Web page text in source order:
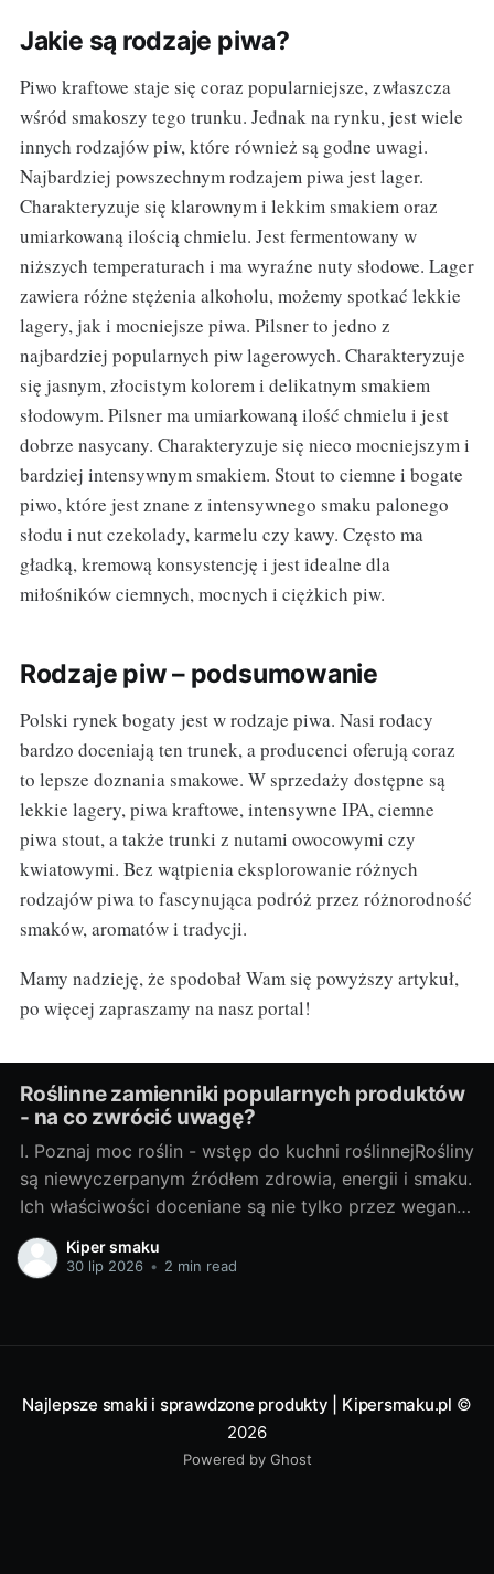
Jakie są rodzaje piwa?
Piwo kraftowe staje się coraz popularniejsze, zwłaszcza
wśród smakoszy tego trunku. Jednak na rynku, jest wiele
innych rodzajów piw, które również są godne uwagi.
Najbardziej powszechnym rodzajem piwa jest lager.
Charakteryzuje się klarownym i lekkim smakiem oraz
umiarkowaną ilością chmielu. Jest fermentowany w
niższych temperaturach i ma wyraźne nuty słodowe. Lager
zawiera różne stężenia alkoholu, możemy spotkać lekkie
lagery, jak i mocniejsze piwa. Pilsner to jedno z
najbardziej popularnych piw lagerowych. Charakteryzuje
się jasnym, złocistym kolorem i delikatnym smakiem
słodowym. Pilsner ma umiarkowaną ilość chmielu i jest
dobrze nasycany. Charakteryzuje się nieco mocniejszym i
bardziej intensywnym smakiem. Stout to ciemne i bogate
piwo, które jest znane z intensywnego smaku palonego
słodu i nut czekolady, karmelu czy kawy. Często ma
gładką, kremową konsystencję i jest idealne dla
miłośników ciemnych, mocnych i ciężkich piw.
Rodzaje piw – podsumowanie
Polski rynek bogaty jest w rodzaje piwa. Nasi rodacy
bardzo doceniają ten trunek, a producenci oferują coraz
to lepsze doznania smakowe. W sprzedaży dostępne są
lekkie lagery, piwa kraftowe, intensywne IPA, ciemne
piwa stout, a także trunki z nutami owocowymi czy
kwiatowymi. Bez wątpienia eksplorowanie różnych
rodzajów piwa to fascynująca podróż przez różnorodność
smaków, aromatów i tradycji.
Mamy nadzieję, że spodobał Wam się powyższy artykuł,
po więcej zapraszamy na nasz portal!
Roślinne zamienniki popularnych produktów
- na co zwrócić uwagę?
I. Poznaj moc roślin - wstęp do kuchni roślinnejRośliny
są niewyczerpanym źródłem zdrowia, energii i smaku.
Ich właściwości doceniane są nie tylko przez wegan i
wegetarian, ale także przez osoby szukające
zdrowych alternatyw dla typowych produktów
diety na
Kiper smaku
30 lip 2026 • 2 min read
Najlepsze smaki i sprawdzone produkty | Kipersmaku.pl ©
2026
Powered by Ghost